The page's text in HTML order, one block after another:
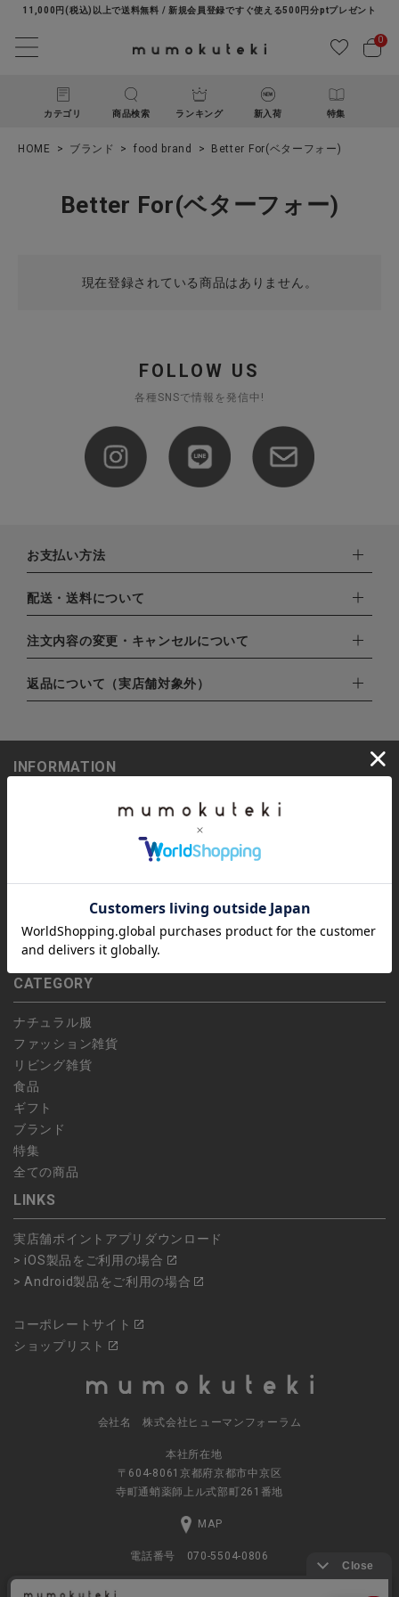
11,000円(税込)以上で送料無料 / 新規会員登録ですぐ使える500円分ptプレゼント
0
カテゴリ 商品検索 ランキング 新入荷 特集
ACCOUNT MENU
新規会員登録
ファッション雑貨
生活雑貨
ブランド
ご利用ガイド
HOME ブランド food brand Better For(ベターフォー)
Better For(ベターフォー)
現在登録されている商品はありません。
FOLLOW US
各種SNSで情報を発信中!
お支払い方法
下記お支払い方法よりお選びいただけます。
・クレジットカード（VISA,mastercard,JCB,AMERICAN
EXPRESS,Diners Club）
・amazonペイメント
・楽天ペイ
・PayPay
配送・送料について
配達業者：日本郵便
北海道：1,400円
注文内容の変更・キャンセルについて
ご注文日当日から翌日のAM9:00までにご連絡頂いた場合はキャ
ンセルは可能です。
します。
かじめご了承ください。
返品について（実店舗対象外）
こちら よりご依頼ください。
INFORMATION
偽サイトにご注意ください
お問い合わせ
よくあるお問い合わせ
CATEGORY
ナチュラル服
ファッション雑貨
リビング雑貨
食品
ギフト
ブランド
特集
全ての商品
LINKS
実店舗ポイントアプリダウンロード
> iOS製品をご利用の場合
> Android製品をご利用の場合
コーポレートサイト
ショップリスト
会社名 株式会社ヒューマンフォーラム
本社所在地
〒604-8061京都府京都市中京区
寺町通蛸薬師上ル式部町261番地
MAP
電話番号 070-5504-0806
営業時間 11:00～17:30（土日休業）